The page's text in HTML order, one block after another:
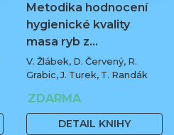
Metodika hodnocení
hygienické kvality
masa ryb z…
V. Žlábek, D. Červený, R.
Grabic, J. Turek, T. Randák
ZDARMA
DETAIL KNIHY